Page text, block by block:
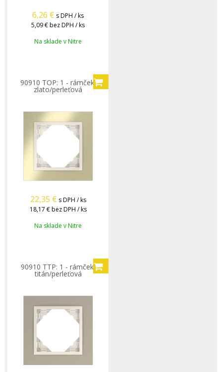
6,26 € s DPH / ks
5,09 €bez DPH / ks
Na sklade v Nitre
90910 TOP: 1 - rámček,
zlato/perleťová
22,35 € s DPH / ks
18,17 € bez DPH / ks
Na sklade v Nitre
90910 TTP: 1 - rámček,
titán/perleťová